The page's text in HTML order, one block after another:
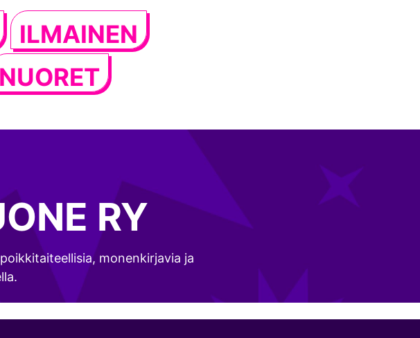
ILMAINEN
NUORET
RY
monenkirjavia ja